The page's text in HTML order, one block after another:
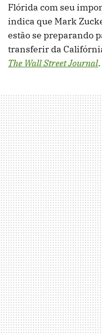
Flórida com seu
indica que Mark
estão se preparando
transferir da
The Wall Street Journal.